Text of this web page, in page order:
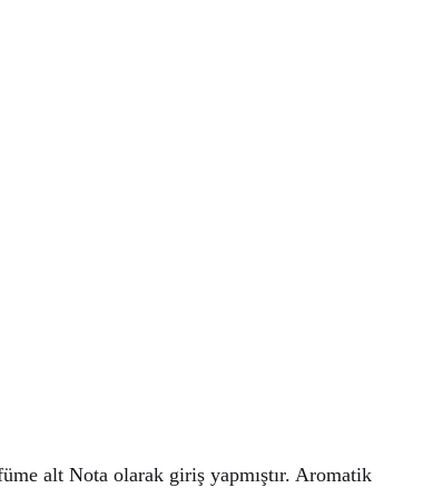
alt Nota olarak giriş yapmıştır. Aromatik